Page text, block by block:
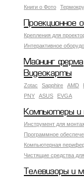
Книги о Фото
Проекционное
Крепления для
Интерактивное
Майнинг ферма
Видеокарты
Zotac Sapphire AMD
PNY
ASUS EVGA
Компьютеры и
Инструмент для
Программное
Компьютерная
Чистящие средства
Телевизоры и